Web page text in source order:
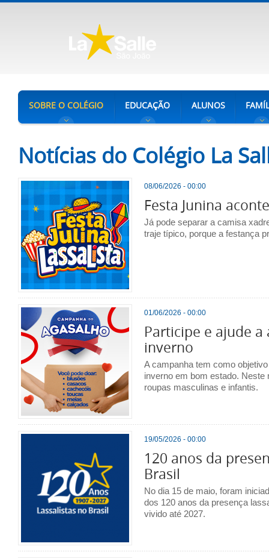
SOBRE O COLÉGIO EDUCAÇÃO ALUNOS
Notícias do Colégio La
08/06/2026 - 00:00
Festa Junina
Já pode separar a camisa
traje típico, porque a festança
01/06/2026 - 00:00
Participe e ajude
inverno
A campanha tem como
inverno em bom estado. Neste
roupas masculinas e infantis.
19/05/2026 - 00:00
120 anos da
Brasil
No dia 15 de maio, foram
dos 120 anos da presença
vivido até 2027.